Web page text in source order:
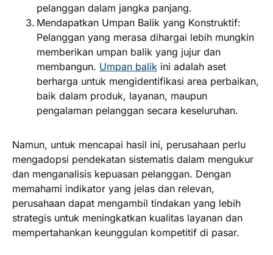
pelanggan dalam jangka panjang.
Mendapatkan Umpan Balik yang Konstruktif:
Pelanggan yang merasa dihargai lebih mungkin
memberikan umpan balik yang jujur dan
membangun. Umpan balik ini adalah aset
berharga untuk mengidentifikasi area perbaikan,
baik dalam produk, layanan, maupun
pengalaman pelanggan secara keseluruhan.
Namun, untuk mencapai hasil ini, perusahaan perlu
mengadopsi pendekatan sistematis dalam mengukur
dan menganalisis kepuasan pelanggan. Dengan
memahami indikator yang jelas dan relevan,
perusahaan dapat mengambil tindakan yang lebih
strategis untuk meningkatkan kualitas layanan dan
mempertahankan keunggulan kompetitif di pasar.